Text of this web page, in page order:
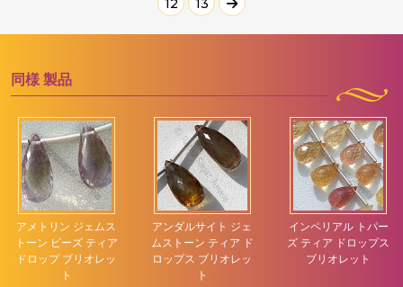
12 13
同様 製品
アメトリン ジェムス
トーン ビーズ ティア
ドロップ ブリオレッ
ト
アンダルサイト ジェ
ムストーン ティア ド
ロップス ブリオレッ
ト
インペリアル トパー
ズ ティア ドロップス
ブリオレット